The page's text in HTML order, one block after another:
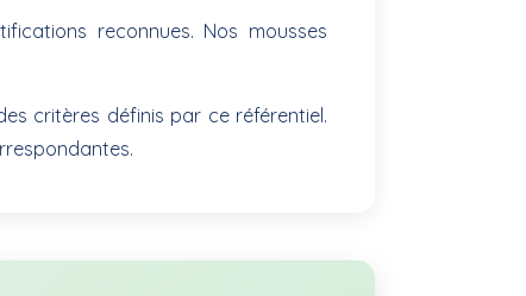
reconnues. Nos mousses
critères définis par ce référentiel.